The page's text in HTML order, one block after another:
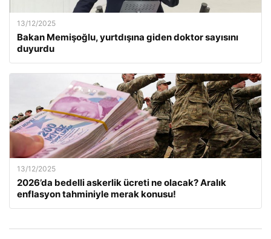
13/12/2025
Bakan Memişoğlu, yurtdışına giden doktor sayısını
duyurdu
13/12/2025
2026’da bedelli askerlik ücreti ne olacak? Aralık
enflasyon tahminiyle merak konusu!